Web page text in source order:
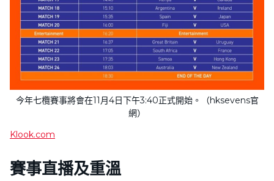
今年七欖賽事將會在11月4日下午3:40正式開始。（hksevens官
網）
Klook.com
賽事直播及重溫